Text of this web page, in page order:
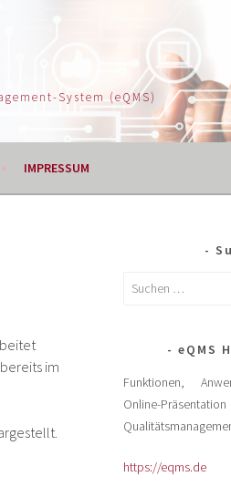
System (eQMS)
IMPRESSUM
im
eQMS
Funktionen,
Online-
https://eqms.de